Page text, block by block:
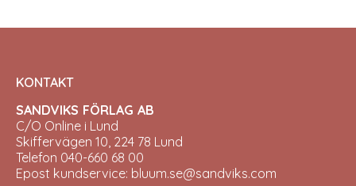
KONTAKT
SANDVIKS FÖRLAG AB
C/O Online i Lund
Skiffervägen 10, 224 78 Lund
Telefon 040-660 68 00
Epost kundservice: bluum.se@sandviks.com